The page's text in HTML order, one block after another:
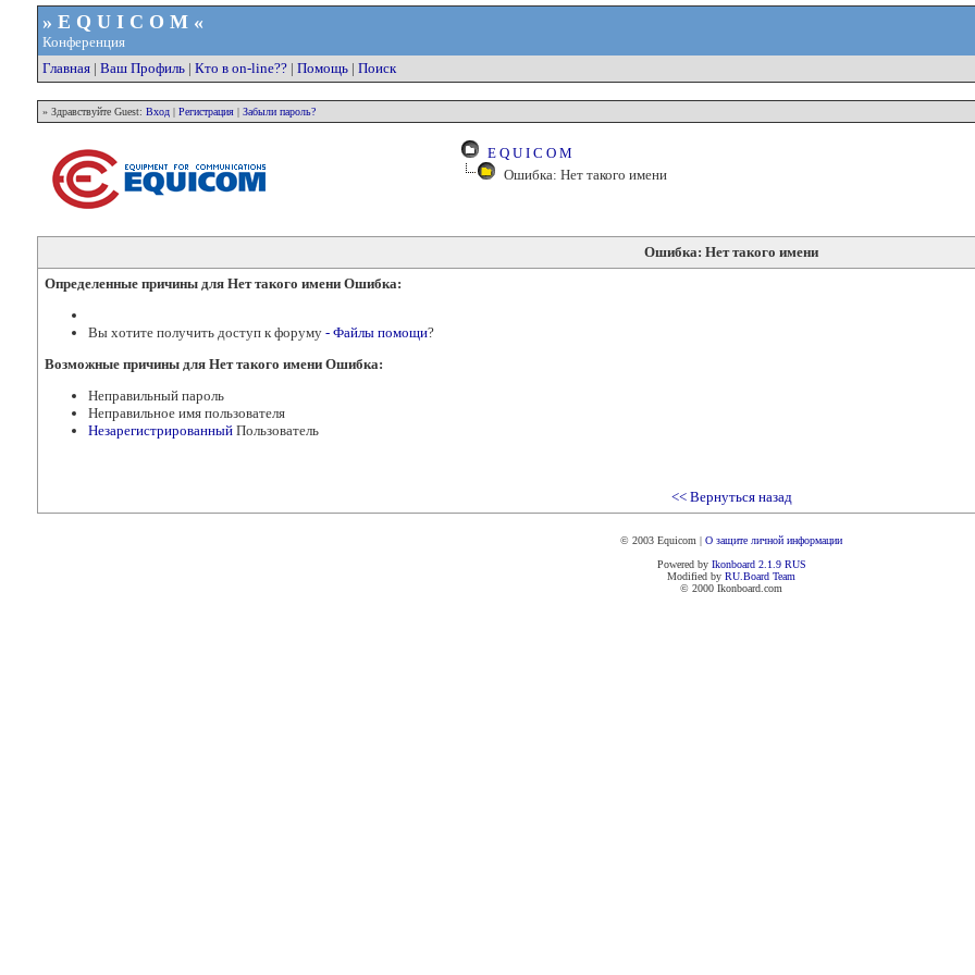
» E Q U I C O M «
Конференция
Главная | Ваш Профиль | Кто в on-line?? | Помощь | Поиск
» Здравствуйте Guest: Вход | Регистрация | Забыли пароль?
E Q U I C O M
Ошибка: Нет такого имени
Ошибка: Нет такого имени
Определенные причины для Нет такого имени Ошибка:
Вы хотите получить доступ к форуму - Файлы помощи?
Возможные причины для Нет такого имени Ошибка:
Неправильный пароль
Неправильное имя пользователя
Незарегистрированный Пользователь
<< Вернуться назад
© 2003 Equicom | О защите личной информации
Powered by Ikonboard 2.1.9 RUS
Modified by RU.Board Team
© 2000 Ikonboard.com